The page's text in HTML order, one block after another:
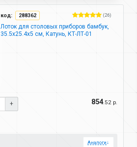
код: 288362 (26)
Лоток для столовых приборов бамбук,
35.5х25.4х5 см, Катунь, КТ-ЛТ-01
+ 854.52 р.
Аналоги↓